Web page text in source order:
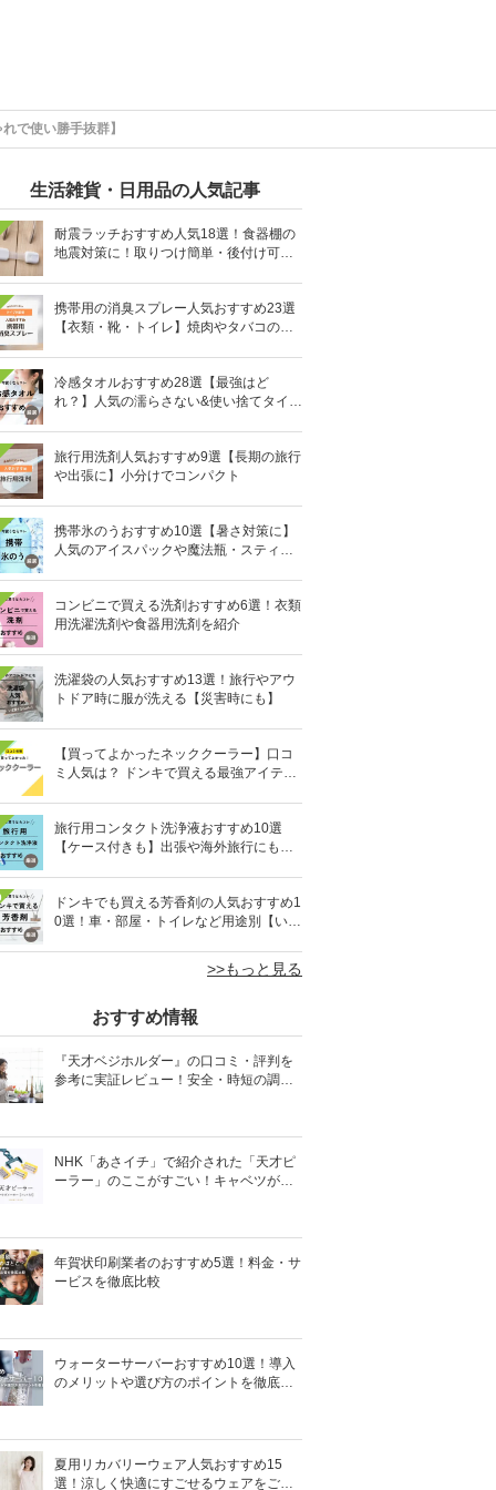
で使い勝手抜群】
生活雑貨・日用品の人気記事
耐震ラッチおすすめ人気18選！食器棚の
地震対策に！取りつけ簡単・後付け可能
携帯用の消臭スプレー人気おすすめ23選
【衣類・靴・トイレ】焼肉やタバコのニ
冷感タオルおすすめ28選【最強はど
れ？】人気の濡らさない&使い捨てタイプ
旅行用洗剤人気おすすめ9選【長期の旅行
や出張に】小分けでコンパクト
携帯氷のうおすすめ10選【暑さ対策に】
人気のアイスパックや魔法瓶・スティッ
コンビニで買える洗剤おすすめ6選！衣類
用洗濯洗剤や食器用洗剤を紹介
洗濯袋の人気おすすめ13選！旅行やアウ
トドア時に服が洗える【災害時にも】
【買ってよかったネッククーラー】口コ
ミ人気は？ ドンキで買える最強アイテム
旅行用コンタクト洗浄液おすすめ10選
【ケース付きも】出張や海外旅行にも便
ドンキでも買える芳香剤の人気おすすめ1
0選！車・部屋・トイレなど用途別【いい
>>もっと見る
おすすめ情報
『天才ベジホルダー』の口コミ・評判を
参考に実証レビュー！安全・時短の調理
NHK「あさイチ」で紹介された「天才ピ
ーラー」のここがすごい！キャベツがほ
年賀状印刷業者のおすすめ5選！料金・サ
ービスを徹底比較
ウォーターサーバーおすすめ10選！導入
のメリットや選び方のポイントを徹底解
夏用リカバリーウェア人気おすすめ15
選！涼しく快適にすごせるウェアをご紹